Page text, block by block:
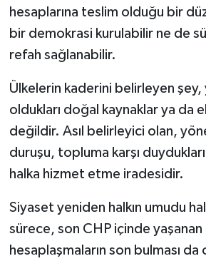
hesaplarına teslim olduğu bir
bir demokrasi kurulabilir ne de
refah sağlanabilir.
Ülkelerin kaderini belirleyen şey,
oldukları doğal kaynaklar ya da
değildir. Asıl belirleyici olan,
duruşu, topluma karşı
halka hizmet etme iradesidir.
Siyaset yeniden halkın umudu
sürece, son CHP içinde yaşanan
hesaplaşmaların son bulması da